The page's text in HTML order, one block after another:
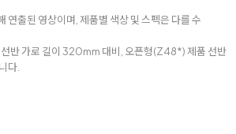
연출된 영상이며, 제품별 색상 및 스펙은 다를 수
반 가로 길이 320mm 대비, 오픈형(Z48*) 제품 선반
다.